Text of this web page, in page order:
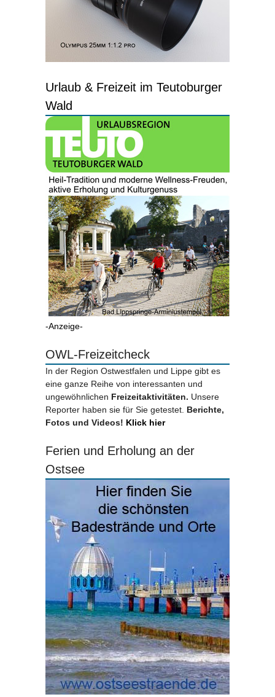
Urlaub & Freizeit im Teutoburger
Wald
-Anzeige-
OWL-Freizeitcheck
In der Region Ostwestfalen und Lippe gibt es
eine ganze Reihe von interessanten und
ungewöhnlichen Freizeitaktivitäten. Unsere
Reporter haben sie für Sie getestet. Berichte,
Fotos und Videos! Klick hier
Ferien und Erholung an der
Ostsee